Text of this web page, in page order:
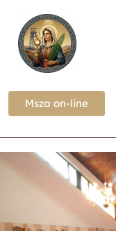
Msza on-line